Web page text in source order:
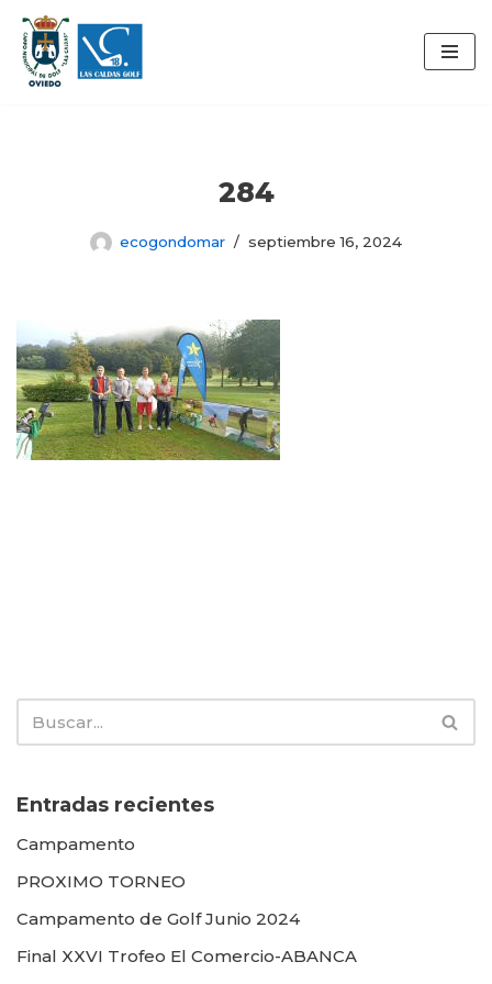
Saltar
al
284
ecogondomar septiembre 16, 2024
Entradas recientes
Campamento
PROXIMO TORNEO
Campamento de Golf Junio 2024
Final XXVI Trofeo El Comercio-ABANCA